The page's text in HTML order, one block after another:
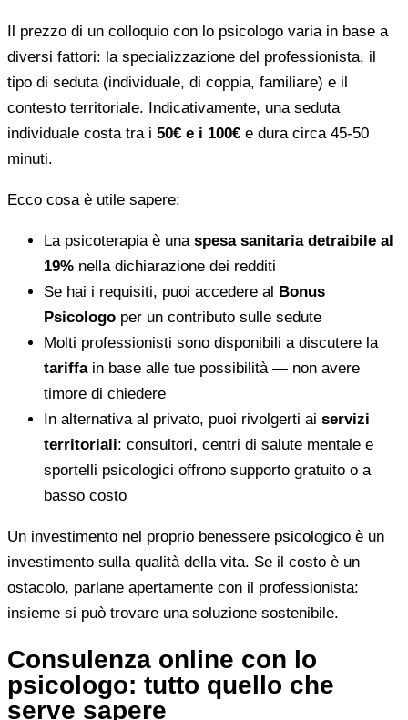
Il prezzo di un colloquio con lo psicologo varia in base a
diversi fattori: la specializzazione del professionista, il
tipo di seduta (individuale, di coppia, familiare) e il
contesto territoriale. Indicativamente, una seduta
individuale costa tra i 50€ e i 100€ e dura circa 45-50
minuti.
Ecco cosa è utile sapere:
La psicoterapia è una spesa sanitaria detraibile al
19% nella dichiarazione dei redditi
Se hai i requisiti, puoi accedere al Bonus
Psicologo per un contributo sulle sedute
Molti professionisti sono disponibili a discutere la
tariffain base alle tue possibilità — non avere
timore di chiedere
In alternativa al privato, puoi rivolgerti ai servizi
territoriali: consultori, centri di salute mentale e
sportelli psicologici offrono supporto gratuito o a
basso costo
Un investimento nel proprio benessere psicologico è un
investimento sulla qualità della vita. Se il costo è un
ostacolo, parlane apertamente con il professionista:
insieme si può trovare una soluzione sostenibile.
Consulenza online con lo
psicologo: tutto quello che
serve sapere